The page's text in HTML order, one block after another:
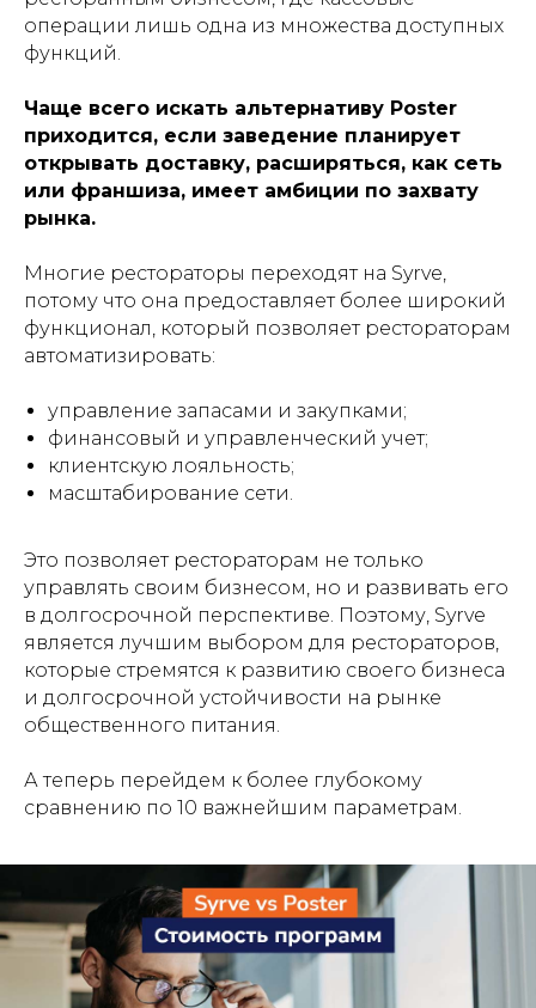
операции лишь одна из множества доступных
функций.
Чаще всего искать альтернативу Poster
приходится, если заведение планирует
открывать доставку, расширяться, как сеть
или франшиза, имеет амбиции по захвату
рынка.
Многие рестораторы переходят на Syrve,
потому что она предоставляет более широкий
функционал, который позволяет рестораторам
автоматизировать:
управление запасами и закупками;
финансовый и управленческий учет;
клиентскую лояльность;
масштабирование сети.
Это позволяет рестораторам не только
управлять своим бизнесом, но и развивать его
в долгосрочной перспективе. Поэтому, Syrve
является лучшим выбором для рестораторов,
которые стремятся к развитию своего бизнеса
и долгосрочной устойчивости на рынке
общественного питания.
А теперь перейдем к более глубокому
сравнению по 10 важнейшим параметрам.